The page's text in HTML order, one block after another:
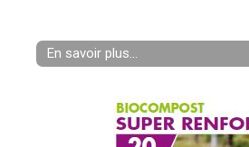
En savoir plus...